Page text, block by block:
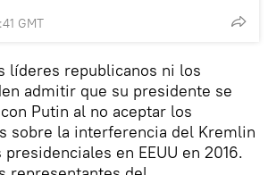
GMT
líderes republicanos ni los
admitir que su presidente se
Putin al no aceptar los
sobre la interferencia del Kremlin
en EEUU en 2016.